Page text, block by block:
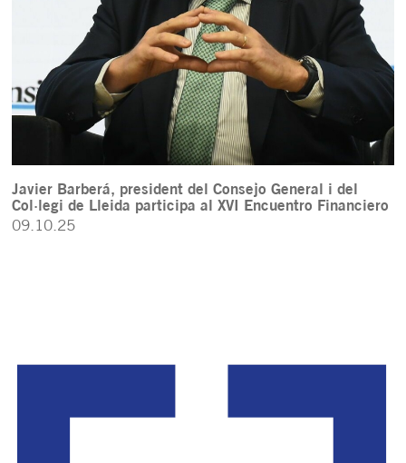
Javier Barberá, president del Consejo General i del
Col·legi de Lleida participa al XVI Encuentro Financiero
09.10.25